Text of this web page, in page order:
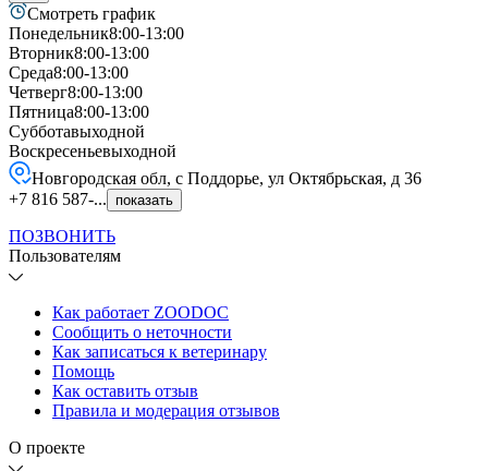
Смотреть график
Понедельник8:00-13:00
Вторник8:00-13:00
Среда8:00-13:00
Четверг8:00-13:00
Пятница8:00-13:00
Субботавыходной
Воскресеньевыходной
Новгородская обл, с Поддорье, ул Октябрьская, д 36
+7 816 587-...
показать
ПОЗВОНИТЬ
Пользователям
Как работает ZOODOC
Сообщить о неточности
Как записаться к ветеринару
Помощь
Как оставить отзыв
Правила и модерация отзывов
О проекте